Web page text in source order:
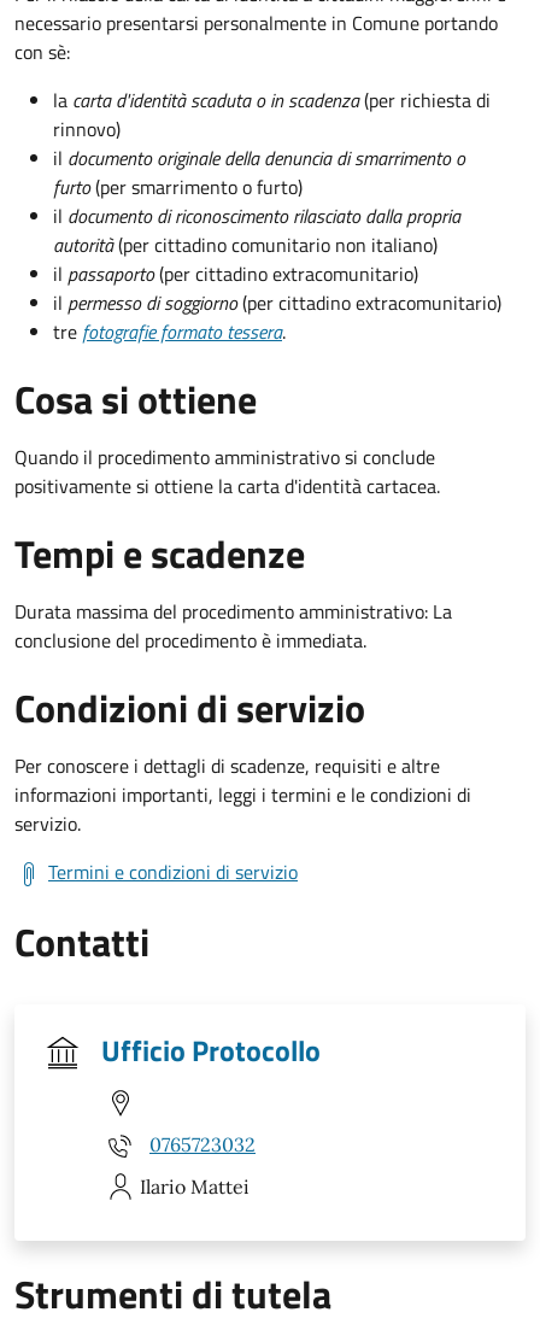
necessario presentarsi personalmente in Comune portando
con sè:
la carta d'identità scaduta o in scadenza(per richiesta di
rinnovo)
il documento originale della denuncia di smarrimento o
furto(per smarrimento o furto)
il documento di riconoscimento rilasciato dalla propria
autorità(per cittadino comunitario non italiano)
il passaporto(per cittadino extracomunitario)
il permesso di soggiorno(per cittadino extracomunitario)
tre fotografie formato tessera.
Cosa si ottiene
Quando il procedimento amministrativo si conclude
positivamente si ottiene la carta d'identità cartacea.
Tempi e scadenze
Durata massima del procedimento amministrativo: La
conclusione del procedimento è immediata.
Condizioni di servizio
Per conoscere i dettagli di scadenze, requisiti e altre
informazioni importanti, leggi i termini e le condizioni di
servizio.
Termini e condizioni di servizio
Contatti
Ufficio Protocollo
0765723032
Ilario Mattei
Strumenti di tutela